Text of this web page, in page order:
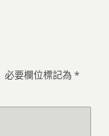
必要欄位標記為 *